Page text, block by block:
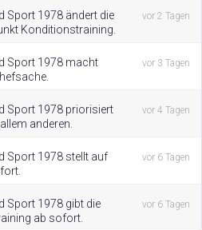
Sport 1978 ändert die
Konditionstraining.
vor 2 Tagen
Sport 1978 macht
vor 3 Tagen
Sport 1978 priorisiert
anderen.
vor 4 Tagen
Sport 1978 stellt auf
vor 6 Tagen
Sport 1978 gibt die
ab sofort.
vor 6 Tagen